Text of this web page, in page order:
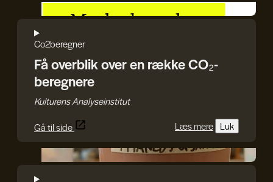
Kulturens Analyseinstitut
Co2beregner
Få overblik over en række CO₂-
beregnere
Kulturens Analyseinstitut
Gå til side
Læs mere Luk